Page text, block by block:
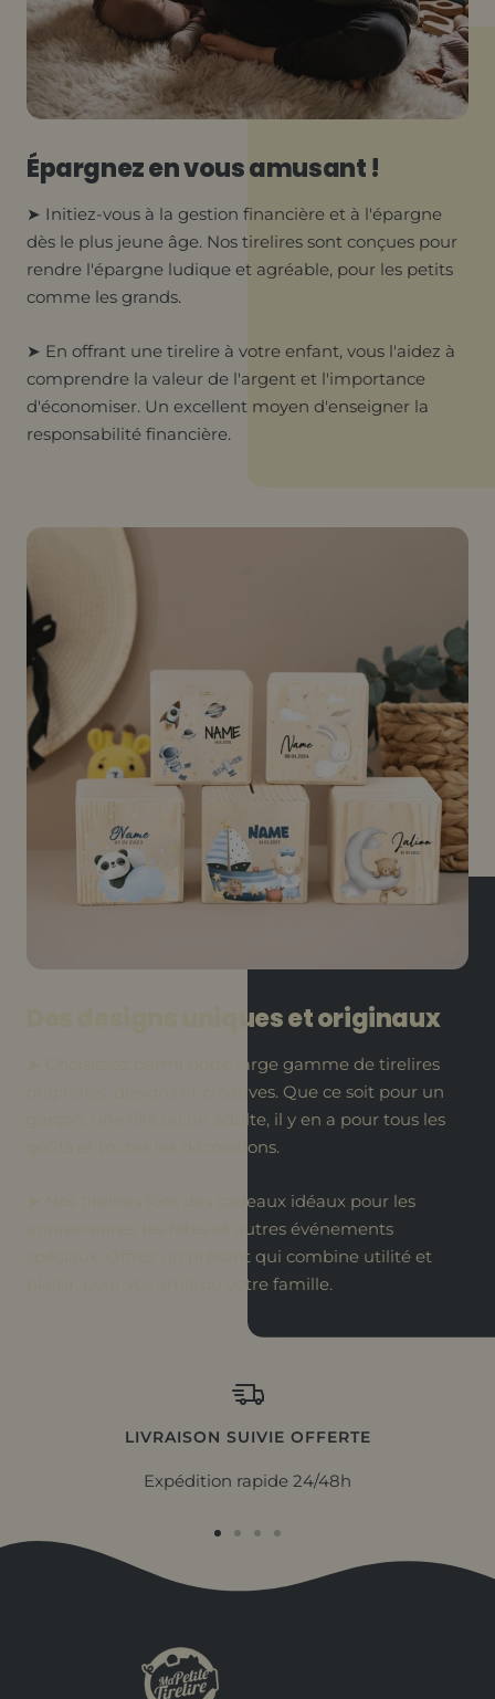
Épargnez en vous amusant !
➤ Initiez-vous à la gestion financière et à l'épargne
dès le plus jeune âge. Nos tirelires sont conçues pour
rendre l'épargne ludique et agréable, pour les petits
comme les grands.
➤ En offrant une tirelire à votre enfant, vous l'aidez à
comprendre la valeur de l'argent et l'importance
d'économiser. Un excellent moyen d'enseigner la
responsabilité financière.
Des designs uniques et originaux
➤ Choisissez parmi notre large gamme de tirelires
originales, designs et créatives. Que ce soit pour un
garçon, une fille ou un adulte, il y en a pour tous les
goûts et toutes les décorations.
➤ Nos tirelires font des cadeaux idéaux pour les
anniversaires, les fêtes et autres événements
spéciaux. Offrez un présent qui combine utilité et
plaisir, pour vos amis ou votre famille.
LIVRAISON SUIVIE OFFERTE
Expédition rapide 24/48h